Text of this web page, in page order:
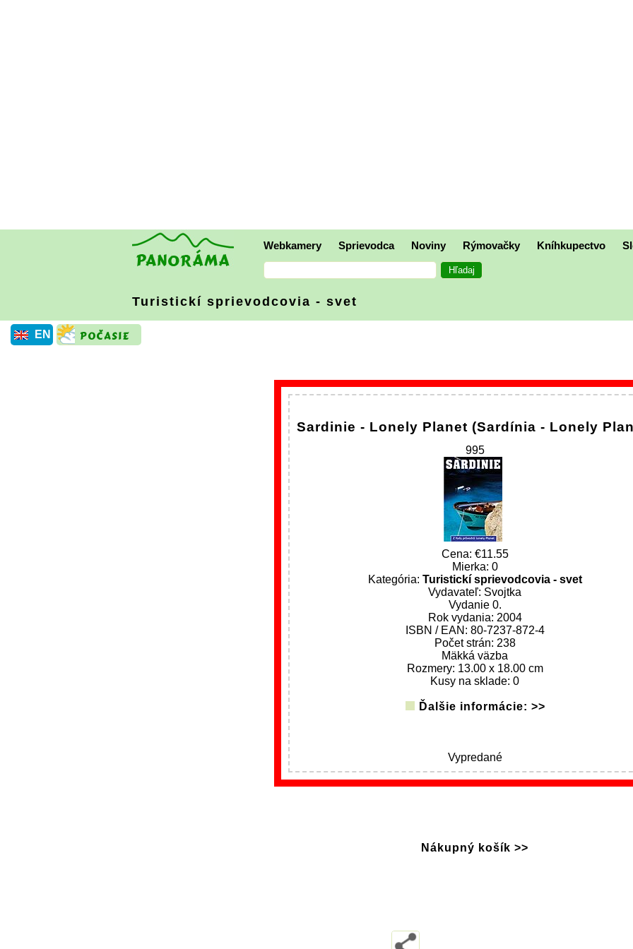
Webkamery Sprievodca Noviny Rýmovačky Kníhkupectvo
Turistickí sprievodcovia - svet
EN
Sardinie - Lonely Planet (Sardínia - Lonely
995
Cena:
11.55
Mierka: 0
Kategória: Turistickí sprievodcovia - svet
Vydavateľ: Svojtka
Vydanie 0.
Rok vydania: 2004
ISBN / EAN: 80-7237-872-4
Počet strán: 238
Mäkká väzba
Rozmery: 13.00 x 18.00 cm
Kusy na sklade: 0
Ďalšie informácie: >>
Vypredané
Nákupný košík >>